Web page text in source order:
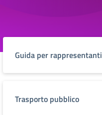
Guida per rappresentanti
Trasporto pubblico